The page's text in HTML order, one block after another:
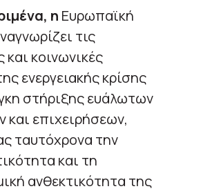
η Ευρωπαϊκή
τις
και κοινωνικές
ενεργειακής κρίσης
στήριξης ευάλωτων
και επιχειρήσεων,
ταυτόχρονα την
και τη
ανθεκτικότητα της